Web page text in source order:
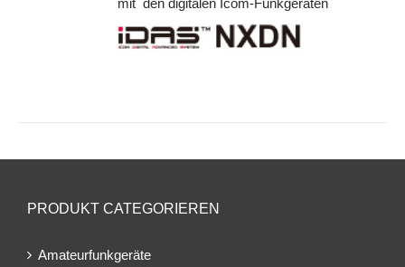
mit den digitalen Icom-Funkgeräten
PRODUKT CATEGORIEREN
Amateurfunkgeräte